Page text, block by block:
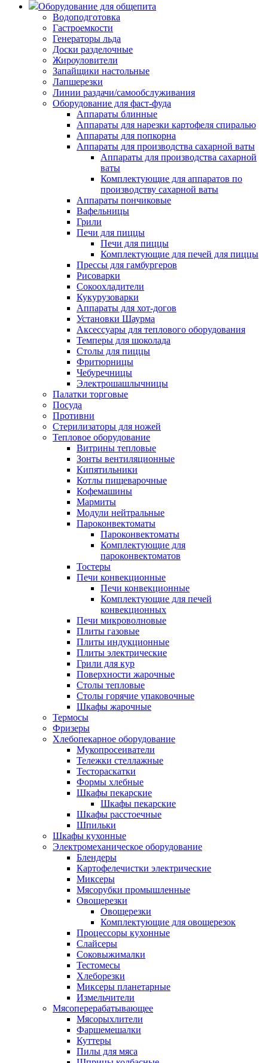
Оборудование для общепита
Водоподготовка
Гастроемкости
Генераторы льда
Доски разделочные
Жироуловители
Запайщики настольные
Лапшерезки
Линии раздачи/самообслуживания
Оборудование для фаст-фуда
Аппараты блинные
Аппараты для нарезки картофеля спиралью
Аппараты для попкорна
Аппараты для производства сахарной ваты
Аппараты для производства сахарной
ваты
Комплектующие для аппаратов по
производству сахарной ваты
Аппараты пончиковые
Вафельницы
Грили
Печи для пиццы
Печи для пиццы
Комплектующие для печей для пиццы
Прессы для гамбургеров
Рисоварки
Сокоохладители
Кукурузоварки
Аппараты для хот-догов
Установки Шаурма
Аксессуары для теплового оборудования
Темперы для шоколада
Столы для пиццы
Фритюрницы
Чебуречницы
Электрошашлычницы
Палатки торговые
Посуда
Противни
Стерилизаторы для ножей
Тепловое оборудование
Витрины тепловые
Зонты вентиляционные
Кипятильники
Котлы пищеварочные
Кофемашины
Мармиты
Модули нейтральные
Пароконвектоматы
Пароконвектоматы
Комплектующие для
пароконвектоматов
Тостеры
Печи конвекционные
Печи конвекционные
Комплектующие для печей
конвекционных
Печи микроволновые
Плиты газовые
Плиты индукционные
Плиты электрические
Грили для кур
Поверхности жарочные
Столы тепловые
Столы горячие упаковочные
Шкафы жарочные
Термосы
Фризеры
Хлебопекарное оборудование
Мукопросеиватели
Тележки стеллажные
Тестораскатки
Формы хлебные
Шкафы пекарские
Шкафы пекарские
Шкафы расстоечные
Шпильки
Шкафы кухонные
Электромеханическое оборудование
Блендеры
Картофелечистки электрические
Миксеры
Мясорубки промышленные
Овощерезки
Овощерезки
Комплектующие для овощерезок
Процессоры кухонные
Слайсеры
Соковыжималки
Тестомесы
Хлеборезки
Миксеры планетарные
Измельчители
Мясоперерабатывающее
Мясорыхлители
Фаршемешалки
Куттеры
Пилы для мяса